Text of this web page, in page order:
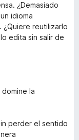
¿Demasiado
idioma
reutilizarlo
edita sin salir de
domine la
perder el sentido